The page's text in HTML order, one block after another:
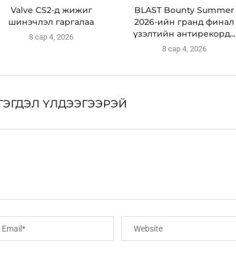
Valve CS2-д жижиг
шинэчлэл гаргалаа
8 сар 4, 2026
BLAST Bounty Summer
2026-ийн гранд финал
үзэлтийн антирекорд...
8 сар 4, 2026
ҮЛДЭЭГЭЭРЭЙ